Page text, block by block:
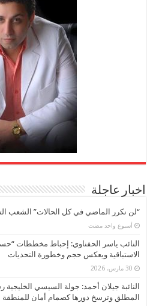
اخبار عاجلة
“لن نكرر الماضي في كل الحالات” الشعب
‏أسبوع واحد مضت
النائب ياسر الحفناوي: إحباط مخططات
الاستباقية ويعكس حجم وخطورة التحديات
30 مارس، 2026
النائبة جيلان أحمد: جولة السيسي
المطلق وترسخ دورها كصمام أمان للمنطقة